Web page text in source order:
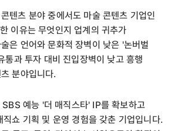
텐츠 분야 중에서도 마술 콘텐츠 기업인
이유는 무엇인지 업계의 귀추가
은 언어와 문화적 장벽이 낮은 '논버벌
통과 투자 대비 진입장벽이 낮고 흥행
분야입니다.
예능 '더 매직스타' IP를 확보하고
쇼 기획 및 운영 경험을 갖춘 기업입니다.